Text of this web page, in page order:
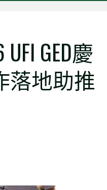
GED慶
落地助推